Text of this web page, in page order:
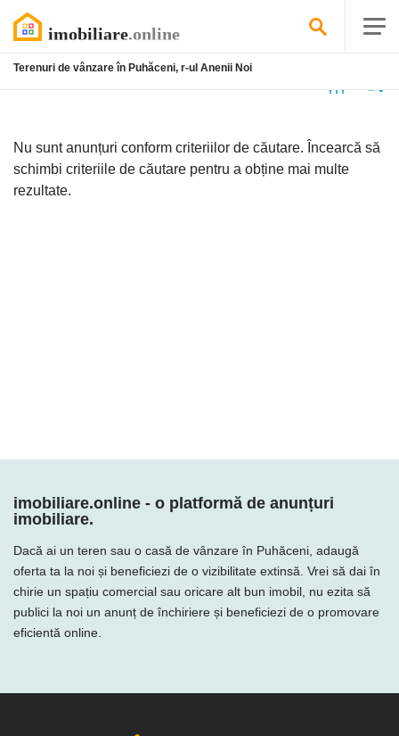
Terenuri de vânzare în Puhăceni, r-ul Anenii Noi
Nu sunt anunțuri conform criteriilor de căutare. Încearcă să
schimbi criteriile de căutare pentru a obține mai multe
rezultate.
imobiliare.online - o platformă de anunțuri
imobiliare.
Dacă ai un teren sau o casă de vânzare în Puhăceni, adaugă
oferta ta la noi și beneficiezi de o vizibilitate extinsă. Vrei să dai în
chirie un spațiu comercial sau oricare alt bun imobil, nu ezita să
publici la noi un anunț de închiriere și beneficiezi de o promovare
eficientă online.